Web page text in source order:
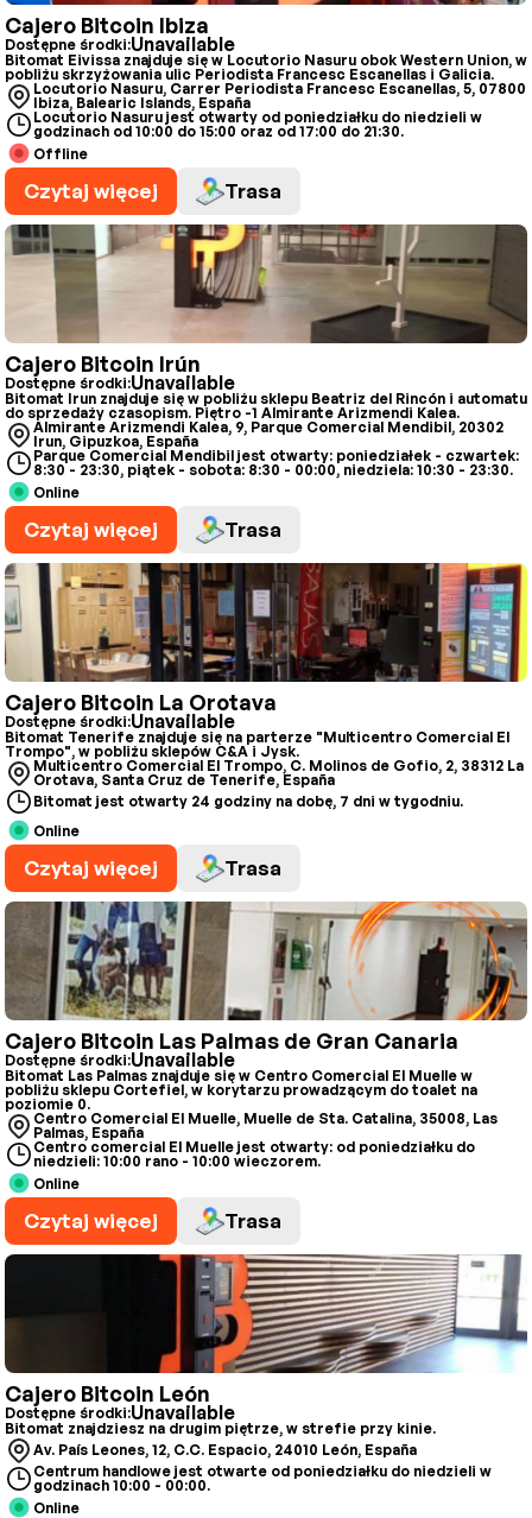
Cajero Bitcoin Ibiza
Dostępne środki:Unavailable
Bitomat Eivissa znajduje się w Locutorio Nasuru obok Western Union, w
pobliżu skrzyżowania ulic Periodista Francesc Escanellas i Galicia.
Locutorio Nasuru, Carrer Periodista Francesc Escanellas, 5, 07800
Ibiza, Balearic Islands, España
Locutorio Nasuru jest otwarty od poniedziałku do niedzieli w
godzinach od 10:00 do 15:00 oraz od 17:00 do 21:30.
Offline
Czytaj więcej Trasa
Cajero Bitcoin Irún
Dostępne środki:Unavailable
Bitomat Irun znajduje się w pobliżu sklepu Beatriz del Rincón i automatu
do sprzedaży czasopism. Piętro -1 Almirante Arizmendi Kalea.
Almirante Arizmendi Kalea, 9, Parque Comercial Mendibil, 20302
Irun, Gipuzkoa, España
Parque Comercial Mendibil jest otwarty: poniedziałek - czwartek:
8:30 - 23:30, piątek - sobota: 8:30 - 00:00, niedziela: 10:30 - 23:30.
Online
Czytaj więcej Trasa
Cajero Bitcoin La Orotava
Dostępne środki:Unavailable
Bitomat Tenerife znajduje się na parterze "Multicentro Comercial El
Trompo", w pobliżu sklepów C&A i Jysk.
Multicentro Comercial El Trompo, C. Molinos de Gofio, 2, 38312 La
Orotava, Santa Cruz de Tenerife, España
Bitomat jest otwarty 24 godziny na dobę, 7 dni w tygodniu.
Online
Czytaj więcej Trasa
Cajero Bitcoin Las Palmas de Gran Canaria
Dostępne środki:Unavailable
Bitomat Las Palmas znajduje się w Centro Comercial El Muelle w
pobliżu sklepu Cortefiel, w korytarzu prowadzącym do toalet na
poziomie 0.
Centro Comercial El Muelle, Muelle de Sta. Catalina, 35008, Las
Palmas, España
Centro comercial El Muelle jest otwarty: od poniedziałku do
niedzieli: 10:00 rano - 10:00 wieczorem.
Online
Czytaj więcej Trasa
Cajero Bitcoin León
Dostępne środki:Unavailable
Bitomat znajdziesz na drugim piętrze, w strefie przy kinie.
Av. País Leones, 12, C.C. Espacio, 24010 León, España
Centrum handlowe jest otwarte od poniedziałku do niedzieli w
godzinach 10:00 - 00:00.
Online